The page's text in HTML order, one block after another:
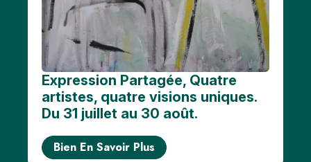
aller aux
toilettes
Plus
d'options..
cliquez
blocs
Expression Partagée, Quatre
artistes, quatre visions uniques.
Du 31 juillet au 30 août.
Bien En Savoir Plus